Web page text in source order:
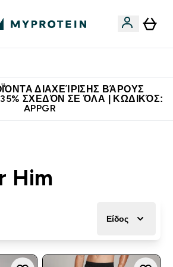
ΔΙΑΧΕΊΡΙΣΗΣ ΒΆΡΟΥΣ
ΣΧΕΔΌΝ ΣΕ ΌΛΑ | ΚΩΔΙΚΌΣ:
APPGR
Him
Είδος